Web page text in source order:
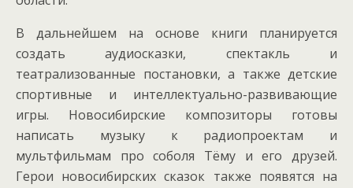
В дальнейшем на основе книги планируется
создать аудиосказки, спектакль и
театрализованные постановки, а также детские
спортивные и интеллектуально-развивающие
игры. Новосибирские композиторы готовы
написать музыку к радиопроектам и
мультфильмам про соболя Тёму и его друзей.
Герои новосибирских сказок также появятся на